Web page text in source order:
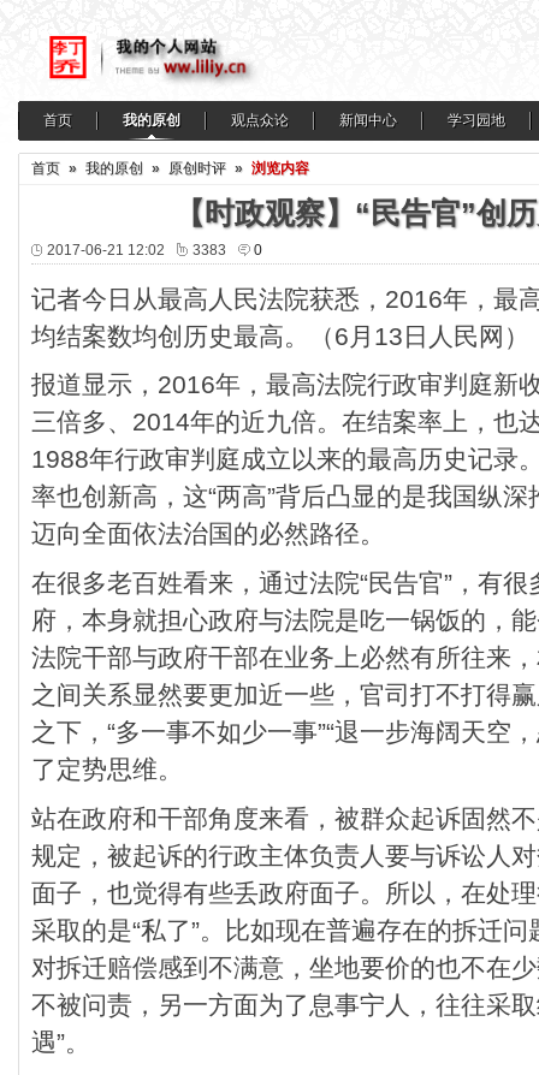
首页 我的原创 观点众论 新闻中心 学习园地
首页 » 我的原创 » 原创时评 » 浏览内容
【时政观察】“民告官”创
2017-06-21 12:02 3383 0
记者今日从最高人民法院获悉，2016年，最
均结案数均创历史最高。（6月13日人民网）
报道显示，2016年，最高法院行政审判庭新
三倍多、2014年的近九倍。在结案率上，也
1988年行政审判庭成立以来的最高历史记录
率也创新高，这“两高”背后凸显的是我国纵
迈向全面依法治国的必然路径。
在很多老百姓看来，通过法院“民告官”，有
府，本身就担心政府与法院是吃一锅饭的，
法院干部与政府干部在业务上必然有所往来
之间关系显然要更加近一些，官司打不打得
之下，“多一事不如少一事”“退一步海阔天空
了定势思维。
站在政府和干部角度来看，被群众起诉固然
规定，被起诉的行政主体负责人要与诉讼人
面子，也觉得有些丢政府面子。所以，在处
采取的是“私了”。比如现在普遍存在的拆迁
对拆迁赔偿感到不满意，坐地要价的也不在
不被问责，另一方面为了息事宁人，往往采取
遇”。